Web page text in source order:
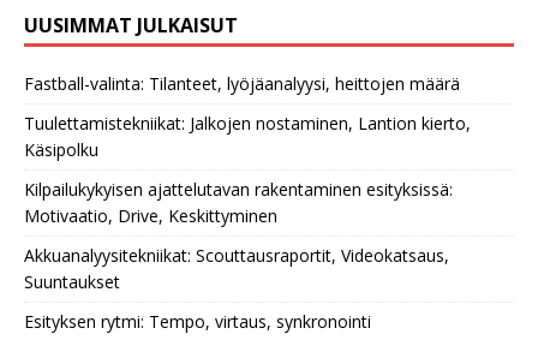
UUSIMMAT JULKAISUT
Fastball-valinta: Tilanteet, lyöjäanalyysi, heittojen määrä
Tuulettamistekniikat: Jalkojen nostaminen, Lantion kierto,
Käsipolku
Kilpailukykyisen ajattelutavan rakentaminen esityksissä:
Motivaatio, Drive, Keskittyminen
Akkuanalyysitekniikat: Scouttausraportit, Videokatsaus,
Suuntaukset
Esityksen rytmi: Tempo, virtaus, synkronointi